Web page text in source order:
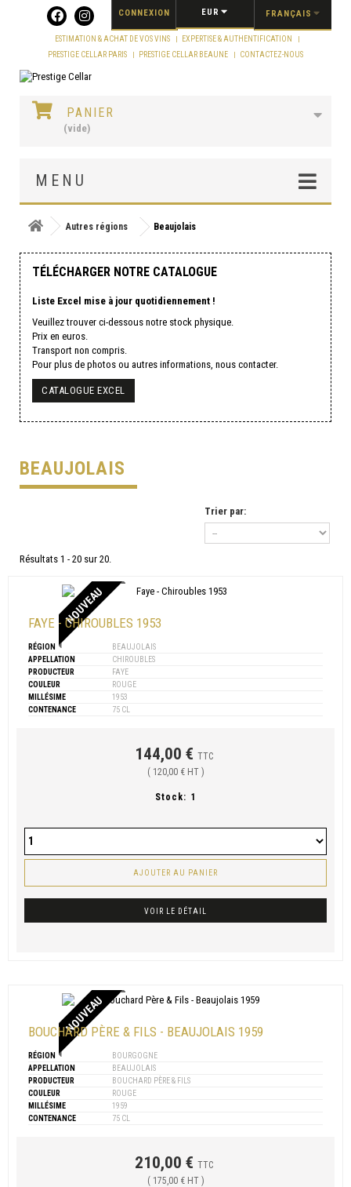
FRANÇAIS
EUR
CONNEXION
ESTIMATION & ACHAT DE VOS VINS
EXPERTISE & AUTHENTIFICATION
PRESTIGE CELLAR PARIS
PRESTIGE CELLAR BEAUNE CONTACTEZ-NOUS
PANIER
(vide)
MENU
Autres régions Beaujolais
TÉLÉCHARGER NOTRE CATALOGUE
Liste Excel mise à jour quotidiennement !
Veuillez trouver ci-dessous notre stock physique.
Prix en euros.
Transport non compris.
Pour plus de photos ou autres informations, nous contacter.
CATALOGUE EXCEL
BEAUJOLAIS
Trier par:
Résultats 1 - 20 sur 20.
NOUVEAU
FAYE - CHIROUBLES 1953
RÉGION
BEAUJOLAIS
APPELLATION
CHIROUBLES
PRODUCTEUR
FAYE
COULEUR
ROUGE
MILLÉSIME
1953
CONTENANCE
75 CL
144,00 € TTC
( 120,00 € HT )
Stock: 1
AJOUTER AU PANIER
VOIR LE DÉTAIL
NOUVEAU
BOUCHARD PÈRE & FILS - BEAUJOLAIS 1959
RÉGION
BOURGOGNE
APPELLATION
BEAUJOLAIS
PRODUCTEUR
BOUCHARD PÈRE & FILS
COULEUR
ROUGE
MILLÉSIME
1959
CONTENANCE
75 CL
210,00 € TTC
( 175,00 € HT )
Panneau de gestion des cookies